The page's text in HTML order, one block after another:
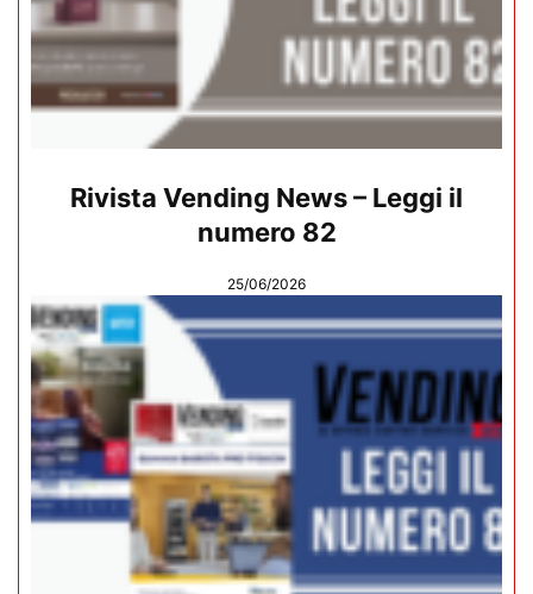
Rivista Vending News – Leggi il
numero 82
25/06/2026